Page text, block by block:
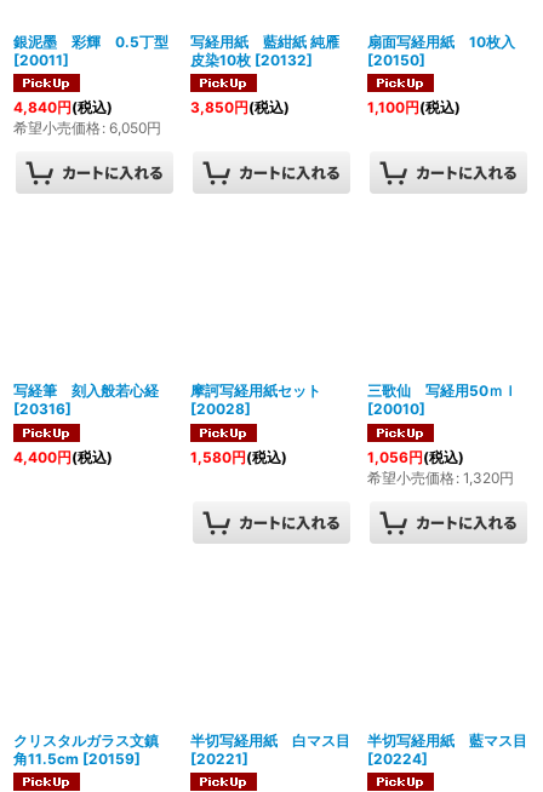
銀泥墨 彩輝 0.5丁型
[20011]
4,840円(税込)
希望小売価格: 6,050円
写経用紙 藍紺紙 純雁
皮染10枚 [20132]
3,850円(税込)
扇面写経用紙 10枚入
[20150]
1,100円(税込)
写経筆 刻入般若心経
[20316]
4,400円(税込)
摩訶写経用紙セット
[20028]
1,580円(税込)
三歌仙 写経用50ｍｌ
[20010]
1,056円(税込)
希望小売価格: 1,320円
クリスタルガラス文鎮
角11.5cm [20159]
半切写経用紙 白マス目
[20221]
半切写経用紙 藍マス目
[20224]